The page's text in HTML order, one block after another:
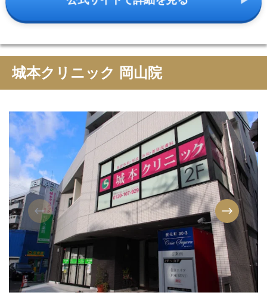
城本クリニック 岡山院